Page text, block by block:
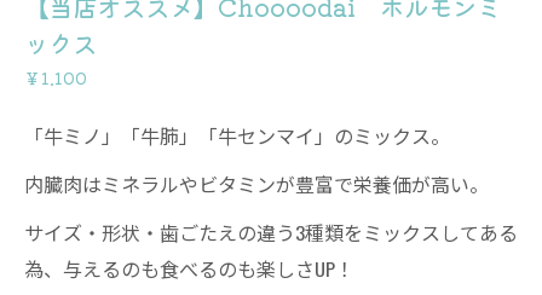
ックス
￥1.100
「牛ミノ」「牛肺」「牛センマイ」のミックス。
内臓肉はミネラルやビタミンが豊富で栄養価が高い。
サイズ・形状・歯ごたえの違う3種類をミックスしてある
為、与えるのも食べるのも楽しさUP！